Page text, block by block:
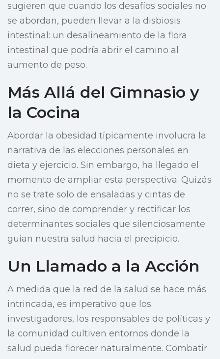
sugieren que cuando los desafíos sociales no
se abordan, pueden llevar a la disbiosis
intestinal: un desalineamiento de la flora
intestinal que podría abrir el camino al
aumento de peso.
Más Allá del Gimnasio y
la Cocina
Abordar la obesidad típicamente involucra la
narrativa de las elecciones personales en
dieta y ejercicio. Sin embargo, ha llegado el
momento de ampliar esta perspectiva. Quizás
no se trate solo de ensaladas y cintas de
correr, sino de comprender y rectificar los
determinantes sociales que silenciosamente
guían nuestra salud hacia el precipicio.
Un Llamado a la Acción
A medida que la red de la salud se hace más
intrincada, es imperativo que los
investigadores, los responsables de políticas y
la comunidad cultiven entornos donde la
salud pueda florecer naturalmente. Combatir